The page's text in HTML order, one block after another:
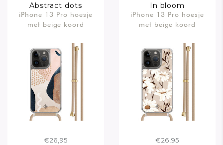
Abstract dots
iPhone 13 Pro hoesje
met beige koord
€26,95
In bloom
iPhone 13 Pro hoesje
met beige koord
€26,95